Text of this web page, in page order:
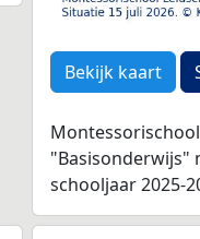
Bekijk kaart
"Basisonderwijs"
schooljaar 2025-